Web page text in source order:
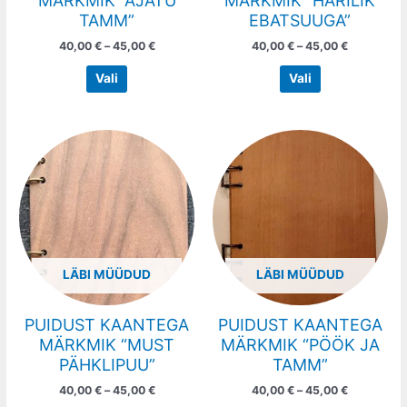
TAMM”
40,00 € – 45,00 €
Vali
the
page
EBATSUUGA”
40,00€ – 45,00€
Vali
the
page
LÄBI MÜÜDUD
PUIDUST KAANTEGA
MÄRKMIK “MUST
PÄHKLIPUU”
40,00 € – 45,00 €
range:
40,00 €
through
45,00 €
This
product
has
multiple
variants.
options
may
be
chosen
on
the
page
LÄBI MÜÜDUD
PUIDUST KAANTEGA
MÄRKMIK “PÖÖK JA
TAMM”
40,00€ – 45,00€
range:
40,00 €
through
45,00 €
This
product
options
may
be
chosen
on
the
page